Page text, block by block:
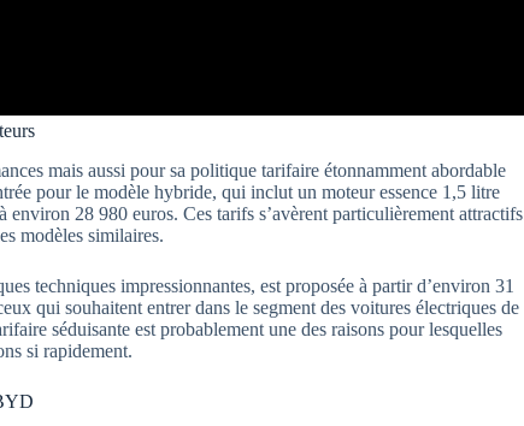
mais aussi pour sa politique tarifaire étonnamment abordable
pour le modèle hybride, qui inclut un moteur essence 1,5 litre
environ 28 980 euros. Ces tarifs s’avèrent particulièrement attractifs
modèles similaires.
techniques impressionnantes, est proposée à partir d’environ 31
qui souhaitent entrer dans le segment des voitures électriques de
séduisante est probablement une des raisons pour lesquelles
si rapidement.